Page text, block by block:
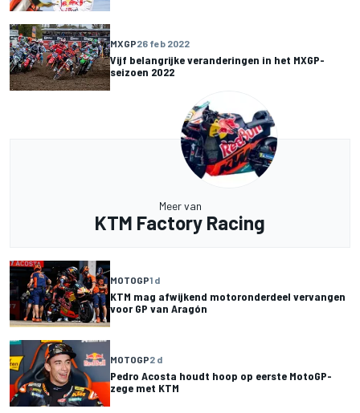
MXGP26 feb 2022
Vijf belangrijke veranderingen in het MXGP-
seizoen 2022
Meer van
KTM Factory Racing
MOTOGP1 d
KTM mag afwijkend motoronderdeel vervangen
voor GP van Aragón
MOTOGP2 d
Pedro Acosta houdt hoop op eerste MotoGP-
zege met KTM